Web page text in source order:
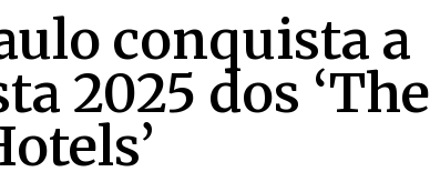
conquista a
2025 dos ‘The